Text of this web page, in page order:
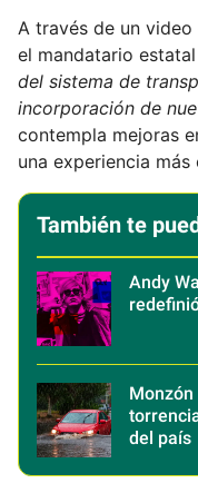
A través de un
el mandatario
del sistema de
incorporación de
contempla mejoras
una experiencia
También te
Andy
del país